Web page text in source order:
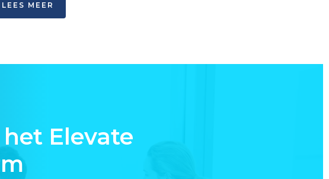
LEES MEER
Elevate